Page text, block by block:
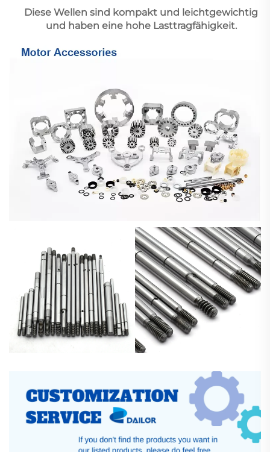
Diese Wellen sind kompakt und leichtgewichtig
und haben eine hohe Lasttragfähigkeit.